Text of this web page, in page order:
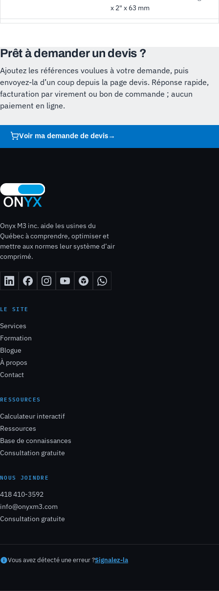
x 2" x 63 mm
Prêt à demander un devis ?
Ajoutez les références voulues à votre demande, puis
envoyez-la d’un coup depuis la page devis. Réponse rapide,
facturation par virement ou bon de commande ; aucun
paiement en ligne.
Voir ma demande de devis→
Onyx M3 inc. aide les usines du
Québec à comprendre, optimiser et
mettre aux normes leur système d’air
comprimé.
LE SITE
Services
Formation
Blogue
À propos
Contact
RESSOURCES
Calculateur interactif
Ressources
Base de connaissances
Consultation gratuite
NOUS JOINDRE
418 410-3592
info@onyxm3.com
Consultation gratuite
Vous avez détecté une erreur ?Signalez-la